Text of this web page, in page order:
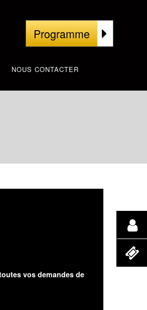
NOUS CONTACTER
Programme
vos demandes de